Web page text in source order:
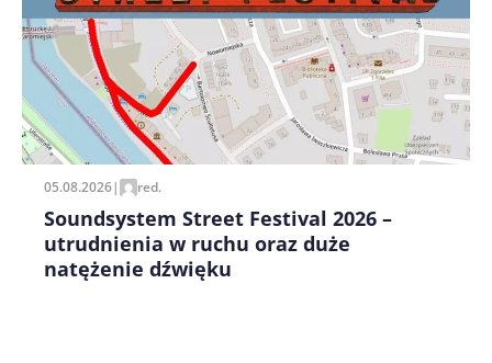
Zapamiętaj moje dane w tej przeglądarce podczas
pisania kolejnych komentarzy.
05.08.2026| red.
Soundsystem Street Festival 2026 –
utrudnienia w ruchu oraz duże
natężenie dźwięku